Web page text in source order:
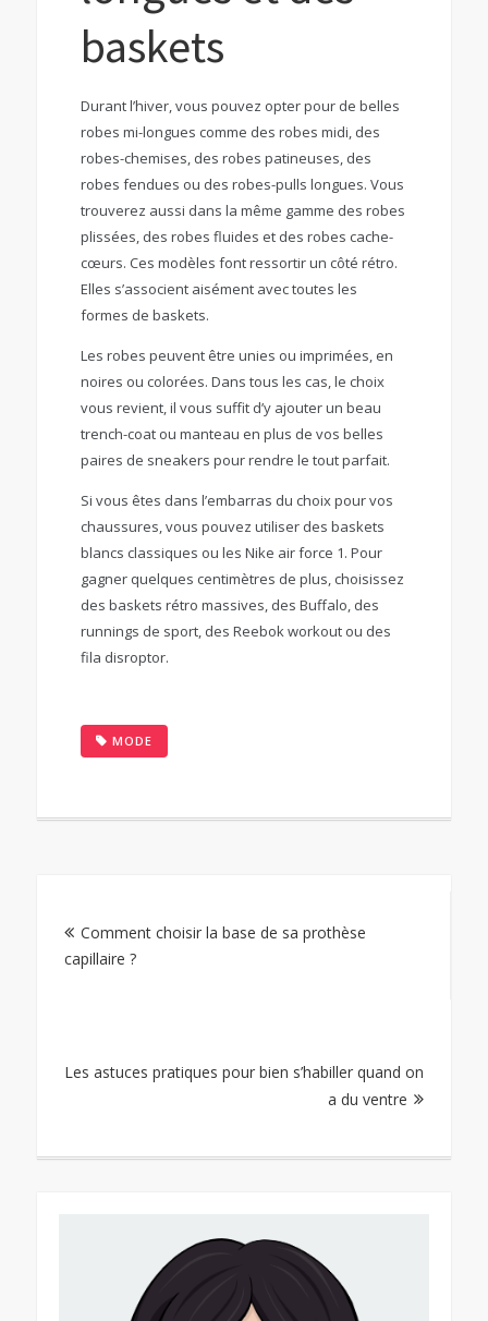
baskets
Durant l’hiver, vous pouvez opter pour de belles
robes mi-longues comme des robes midi, des
robes-chemises, des robes patineuses, des
robes fendues ou des robes-pulls longues. Vous
trouverez aussi dans la même gamme des robes
plissées, des robes fluides et des robes cache-
cœurs. Ces modèles font ressortir un côté rétro.
Elles s’associent aisément avec toutes les
formes de baskets.
Les robes peuvent être unies ou imprimées, en
noires ou colorées. Dans tous les cas, le choix
vous revient, il vous suffit d’y ajouter un beau
trench-coat ou manteau en plus de vos belles
paires de sneakers pour rendre le tout parfait.
Si vous êtes dans l’embarras du choix pour vos
chaussures, vous pouvez utiliser des baskets
blancs classiques ou les Nike air force 1. Pour
gagner quelques centimètres de plus, choisissez
des baskets rétro massives, des Buffalo, des
runnings de sport, des Reebok workout ou des
fila disroptor.
MODE
de
Comment choisir la base de sa prothèse
capillaire ?
Les astuces pratiques pour bien s’habiller quand on
a du ventre